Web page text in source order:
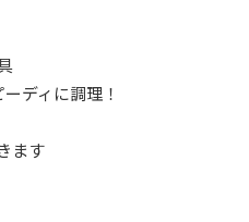
ディに調理！
ます